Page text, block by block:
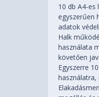
10 db A4-es
egyszerűen
adatok
Halk
használata
követően
Egyszerre